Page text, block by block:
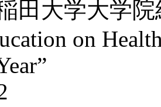
田大学大学
on